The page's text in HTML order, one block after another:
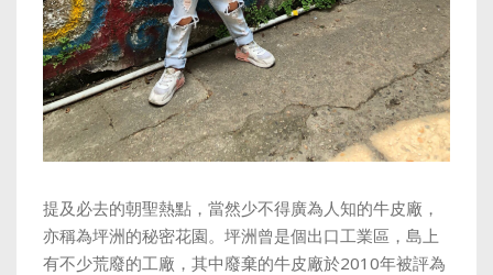
提及必去的朝聖熱點，當然少不得廣為人知的牛皮廠，
亦稱為坪洲的秘密花園。坪洲曾是個出口工業區，島上
有不少荒廢的工廠，其中廢棄的牛皮廠於2010年被評為